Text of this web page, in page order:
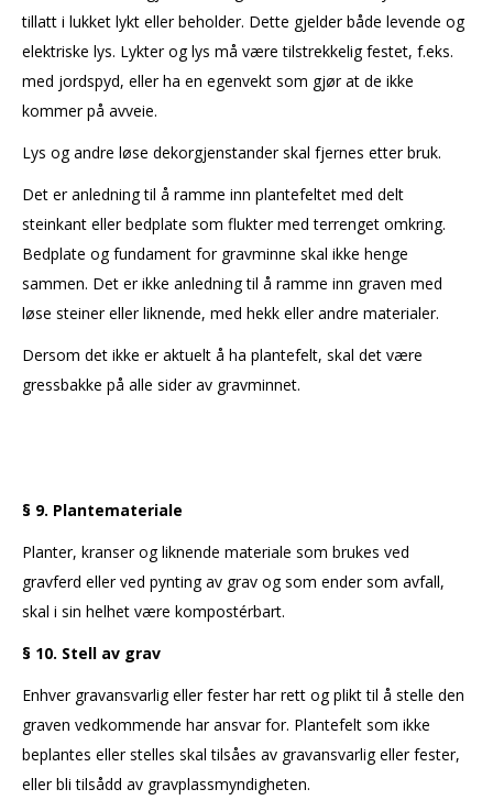
tillatt i lukket lykt eller beholder. Dette gjelder både levende og
elektriske lys. Lykter og lys må være tilstrekkelig festet, f.eks.
med jordspyd, eller ha en egenvekt som gjør at de ikke
kommer på avveie.
Lys og andre løse dekorgjenstander skal fjernes etter bruk.
Det er anledning til å ramme inn plantefeltet med delt
steinkant eller bedplate som flukter med terrenget omkring.
Bedplate og fundament for gravminne skal ikke henge
sammen. Det er ikke anledning til å ramme inn graven med
løse steiner eller liknende, med hekk eller andre materialer.
Dersom det ikke er aktuelt å ha plantefelt, skal det være
gressbakke på alle sider av gravminnet.
§ 9. Plantemateriale
Planter, kranser og liknende materiale som brukes ved
gravferd eller ved pynting av grav og som ender som avfall,
skal i sin helhet være kompostérbart.
§ 10. Stell av grav
Enhver gravansvarlig eller fester har rett og plikt til å stelle den
graven vedkommende har ansvar for. Plantefelt som ikke
beplantes eller stelles skal tilsåes av gravansvarlig eller fester,
eller bli tilsådd av gravplassmyndigheten.